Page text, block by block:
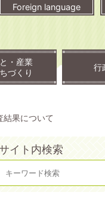
Foreign language
・産業
づくり
行
果について
イト内検索